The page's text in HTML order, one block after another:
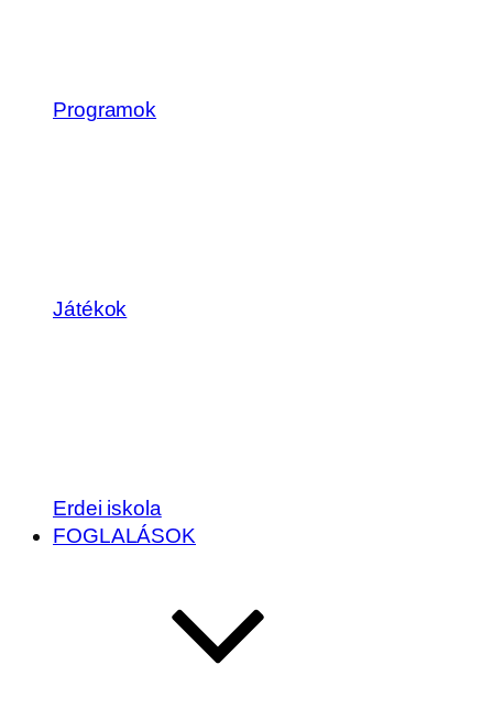
Programok
Játékok
Erdei iskola
FOGLALÁSOK